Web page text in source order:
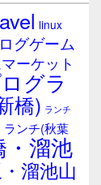
linux
グゲーム
ーケット
グラ
橋) ランチ
ランチ(秋葉
溜池
溜池山